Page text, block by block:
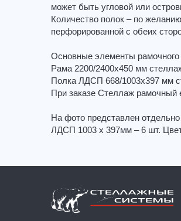
может быть угловой или
Количество полок – по
перфорированной с обеих
Основные элементы рамочного
Рама 2200/2400х450 мм
Полка ЛДСП 668/1003х397 мм
При заказе Стеллаж
На фото представлен
ЛДСП 1003 х 397мм – 6 шт.